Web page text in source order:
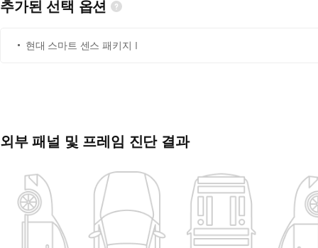
추가된 선택 옵션
현대 스마트 센스 패키지Ⅰ
외부 패널 및 프레임 진단 결과